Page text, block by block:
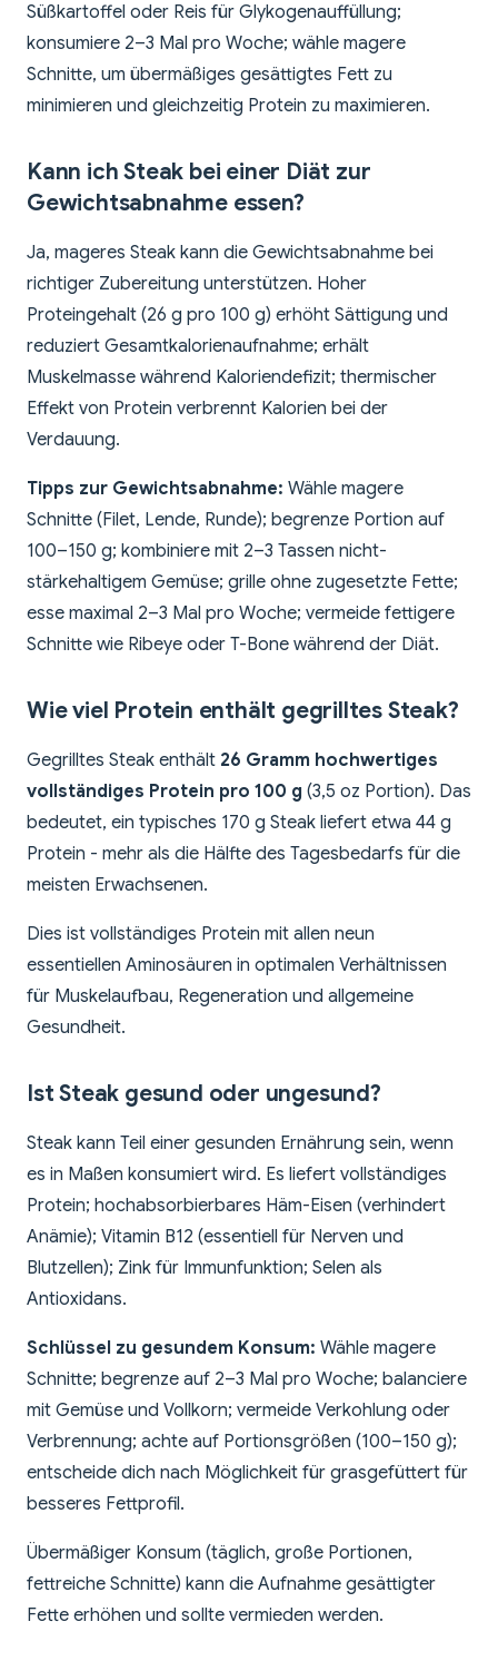
Süßkartoffel oder Reis für Glykogenauffüllung;
konsumiere 2–3 Mal pro Woche; wähle magere
Schnitte, um übermäßiges gesättigtes Fett zu
minimieren und gleichzeitig Protein zu maximieren.
Kann ich Steak bei einer Diät zur
Gewichtsabnahme essen?
Ja, mageres Steak kann die Gewichtsabnahme bei
richtiger Zubereitung unterstützen. Hoher
Proteingehalt (26 g pro 100 g) erhöht Sättigung und
reduziert Gesamtkalorienaufnahme; erhält
Muskelmasse während Kaloriendefizit; thermischer
Effekt von Protein verbrennt Kalorien bei der
Verdauung.
Tipps zur Gewichtsabnahme: Wähle magere
Schnitte (Filet, Lende, Runde); begrenze Portion auf
100–150 g; kombiniere mit 2–3 Tassen nicht-
stärkehaltigem Gemüse; grille ohne zugesetzte Fette;
esse maximal 2–3 Mal pro Woche; vermeide fettigere
Schnitte wie Ribeye oder T-Bone während der Diät.
Wie viel Protein enthält gegrilltes Steak?
Gegrilltes Steak enthält 26 Gramm hochwertiges
vollständiges Protein pro 100 g (3,5 oz Portion). Das
bedeutet, ein typisches 170 g Steak liefert etwa 44 g
Protein - mehr als die Hälfte des Tagesbedarfs für die
meisten Erwachsenen.
Dies ist vollständiges Protein mit allen neun
essentiellen Aminosäuren in optimalen Verhältnissen
für Muskelaufbau, Regeneration und allgemeine
Gesundheit.
Ist Steak gesund oder ungesund?
Steak kann Teil einer gesunden Ernährung sein, wenn
es in Maßen konsumiert wird. Es liefert vollständiges
Protein; hochabsorbierbares Häm-Eisen (verhindert
Anämie); Vitamin B12 (essentiell für Nerven und
Blutzellen); Zink für Immunfunktion; Selen als
Antioxidans.
Schlüssel zu gesundem Konsum: Wähle magere
Schnitte; begrenze auf 2–3 Mal pro Woche; balanciere
mit Gemüse und Vollkorn; vermeide Verkohlung oder
Verbrennung; achte auf Portionsgrößen (100–150 g);
entscheide dich nach Möglichkeit für grasgefüttert für
besseres Fettprofil.
Übermäßiger Konsum (täglich, große Portionen,
fettreiche Schnitte) kann die Aufnahme gesättigter
Fette erhöhen und sollte vermieden werden.